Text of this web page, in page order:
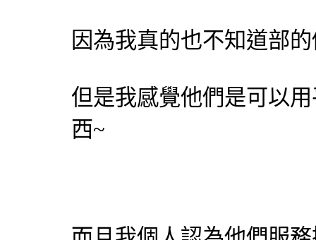
因為我真的也不知道部
但是我感覺他們是可以
西~